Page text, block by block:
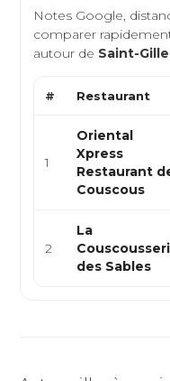
Notes Google,
comparer
autour de Saint-
# Restaurant
1
Oriental
Xpress
Restaurant
Couscous
2
La
des Sables